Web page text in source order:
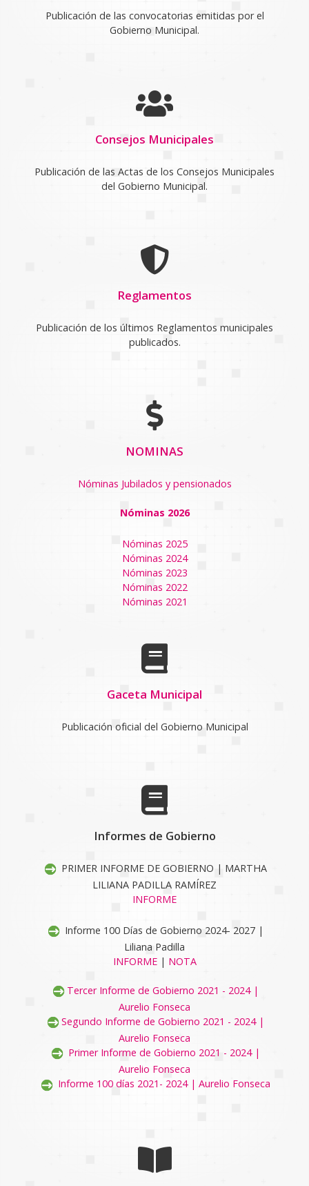
Publicación de las convocatorias emitidas por el
Gobierno Municipal.
Consejos Municipales
Publicación de las Actas de los Consejos Municipales
del Gobierno Municipal.
Reglamentos
Publicación de los últimos Reglamentos municipales
publicados.
NOMINAS
Nóminas Jubilados y pensionados
Nóminas 2026
Nóminas 2025
Nóminas 2024
Nóminas 2023
Nóminas 2022
Nóminas 2021
Gaceta Municipal
Publicación oficial del Gobierno Municipal
Informes de Gobierno
PRIMER INFORME DE GOBIERNO | MARTHA
LILIANA PADILLA RAMÍREZ
INFORME
Informe 100 Días de Gobierno 2024- 2027 |
Liliana Padilla
INFORME| NOTA
Tercer Informe de Gobierno 2021 - 2024 |
Aurelio Fonseca
Segundo Informe de Gobierno 2021 - 2024 |
Aurelio Fonseca
Primer Informe de Gobierno 2021 - 2024 |
Aurelio Fonseca
Informe 100 días 2021- 2024 | Aurelio Fonseca